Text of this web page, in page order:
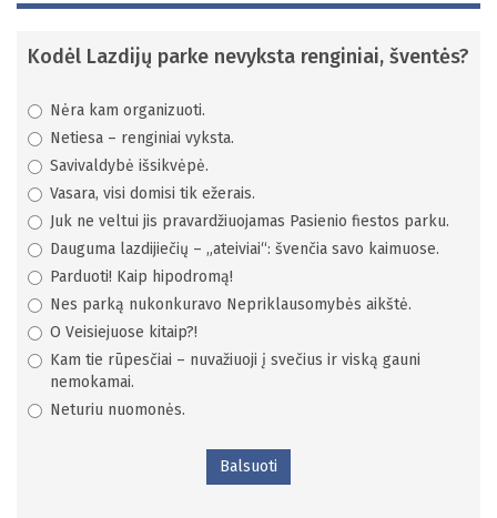
Kodėl Lazdijų parke nevyksta renginiai, šventės?
Nėra kam organizuoti.
Netiesa – renginiai vyksta.
Savivaldybė išsikvėpė.
Vasara, visi domisi tik ežerais.
Juk ne veltui jis pravardžiuojamas Pasienio fiestos parku.
Dauguma lazdijiečių – „ateiviai“: švenčia savo kaimuose.
Parduoti! Kaip hipodromą!
Nes parką nukonkuravo Nepriklausomybės aikštė.
O Veisiejuose kitaip?!
Kam tie rūpesčiai – nuvažiuoji į svečius ir viską gauni
nemokamai.
Neturiu nuomonės.
Balsuoti